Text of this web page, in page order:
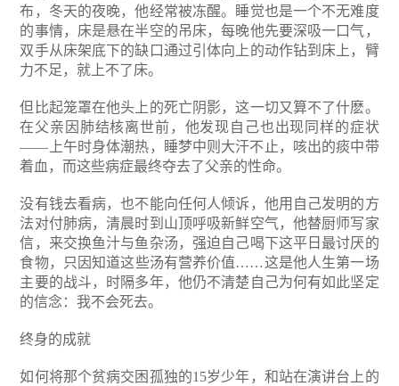
布，冬天的夜晚，他经常被冻醒。睡觉也是一个不无难度
的事情，床是悬在半空的吊床，每晚他先要深吸一口气，
双手从床架底下的缺口通过引体向上的动作钻到床上，臂
力不足，就上不了床。
但比起笼罩在他头上的死亡阴影，这一切又算不了什麽。
在父亲因肺结核离世前，他发现自己也出现同样的症状
——上午时身体潮热，睡梦中则大汗不止，咳出的痰中带
着血，而这些病症最终夺去了父亲的性命。
没有钱去看病，也不能向任何人倾诉，他用自己发明的方
法对付肺病，清晨时到山顶呼吸新鲜空气，他替厨师写家
信，来交换鱼汁与鱼杂汤，强迫自己喝下这平日最讨厌的
食物，只因知道这些汤有营养价值……这是他人生第一场
主要的战斗，时隔多年，他仍不清楚自己为何有如此坚定
的信念：我不会死去。
终身的成就
如何将那个贫病交困孤独的15岁少年，和站在演讲台上的